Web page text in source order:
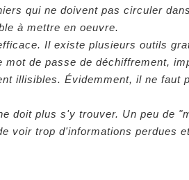
qui ne doivent pas circuler
à mettre en oeuvre.
Il existe plusieurs outils
de passe de déchiffrement,
illisibles. Évidemment, il ne faut
doit plus s'y trouver. Un peu de
voir trop d'informations perdues